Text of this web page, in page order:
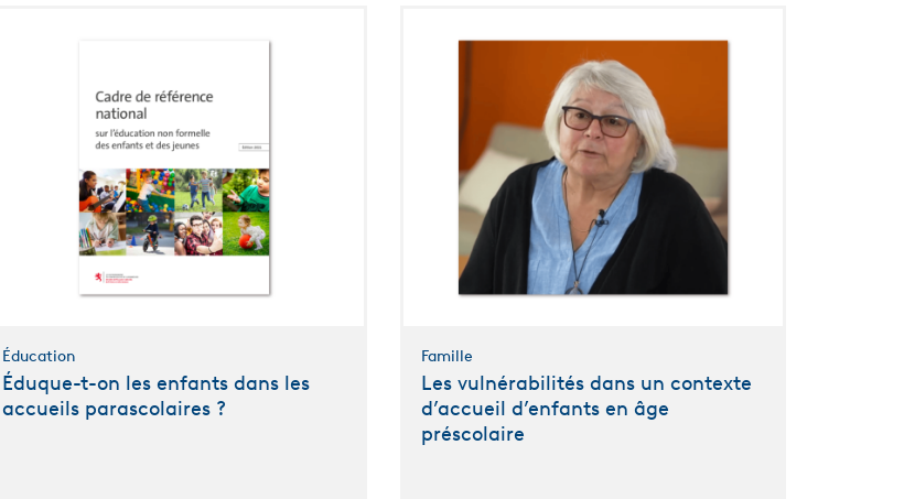
Éducation
Éduque-t-on les enfants dans les
accueils parascolaires ?
Famille
Les vulnérabilités dans un contexte
d’accueil d’enfants en âge
préscolaire